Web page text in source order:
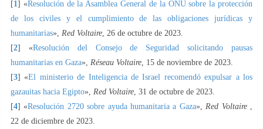
[1 ] «Resolución de la Asamblea General de la ONU sobre la protección
de los civiles y el cumplimiento de las obligaciones jurídicas y
humanitarias», Red Voltaire , 26 de octubre de 2023.
[2] «Resolución del Consejo de Seguridad solicitando pausas
humanitarias en Gaza», Réseau Voltaire , 15 de noviembre de 2023.
[3] «El ministerio de Inteligencia de Israel recomendó expulsar a los
gazauitas hacia Egipto», Red Voltaire , 31 de octubre de 2023.
[4] «Resolución 2720 sobre ayuda humanitaria a Gaza», Red Voltaire,
22 de diciembre de 2023.